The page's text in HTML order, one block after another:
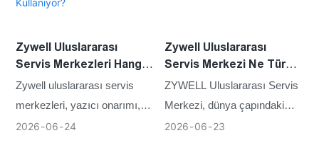
Zywell Uluslararası
Servis Merkezleri Hangi
Fiyatlandırma
Doları cinsinden)
Kullanıyor?
Zywell uluslararası servis
merkezleri, yazıcı onarımı,
bakımı, yedek parça değişimi
2026 06 24
Zywell Uluslararası
Servis Merkezi Ne Tür
Hizmetler Sunar?
ZYWELL Uluslararası Servis
Merkezi, dünya çapındaki
müşteriler için geniş bir
2026 06 23